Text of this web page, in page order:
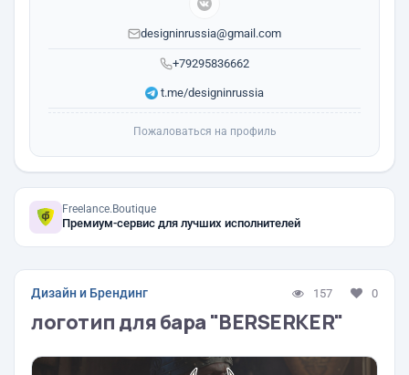
+79295836662
designinrussia@gmail.com
t.me/designinrussia
Пожаловаться на профиль
Freelance.Boutique
Премиум-сервис для лучших исполнителей
Дизайн и Брендинг 157 0
логотип для бара "BERSERKER"